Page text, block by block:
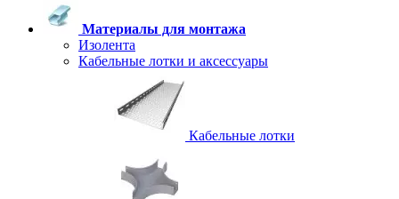
Материалы для монтажа
Изолента
Кабельные лотки и аксессуары
Кабельные лотки